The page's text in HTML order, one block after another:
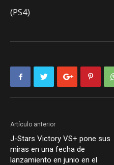
(PS4)
Artículo anterior
J-Stars Victory VS+ pone sus
miras en una fecha de
lanzamiento en junio en el